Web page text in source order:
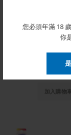
您必須年滿 18
你
Soft Anal Beads
加入購物車